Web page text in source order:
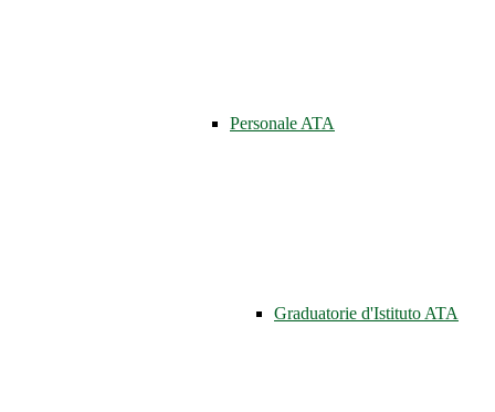
Personale ATA
Graduatorie d'Istituto ATA